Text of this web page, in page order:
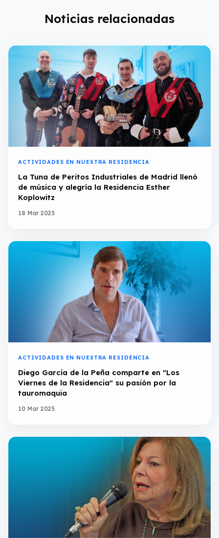
Noticias relacionadas
ACTIVIDADES EN NUESTRA RESIDENCIA
La Tuna de Peritos Industriales de Madrid llenó
de música y alegría la Residencia Esther
Koplowitz
18 Mar 2025
ACTIVIDADES EN NUESTRA RESIDENCIA
Diego García de la Peña comparte en "Los
Viernes de la Residencia" su pasión por la
tauromaquia
10 Mar 2025